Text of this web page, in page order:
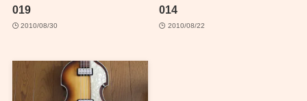
019
2010/08/30
014
2010/08/22